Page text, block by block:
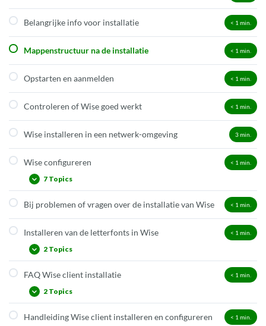
Belangrijke info voor installatie < 1 min.
Mappenstructuur na de installatie < 1 min.
Opstarten en aanmelden < 1 min.
Controleren of Wise goed werkt < 1 min.
Wise installeren in een netwerk-omgeving 3min.
Wise configureren < 1 min.
7 Topics
Configuratiescherm openen
Tabblad Voorkeuren
Tabblad Log & debug
Barcodescanners configureren
Bij problemen of vragen over de installatie van Wise < 1 min.
Installeren van de letterfonts in Wise < 1 min.
2 Topics
Op Windows
Op Mac
FAQ Wise client installatie < 1 min.
2 Topics
Alternatieve productieclient installeren
Handleiding Wise client installeren en configureren < 1 min.